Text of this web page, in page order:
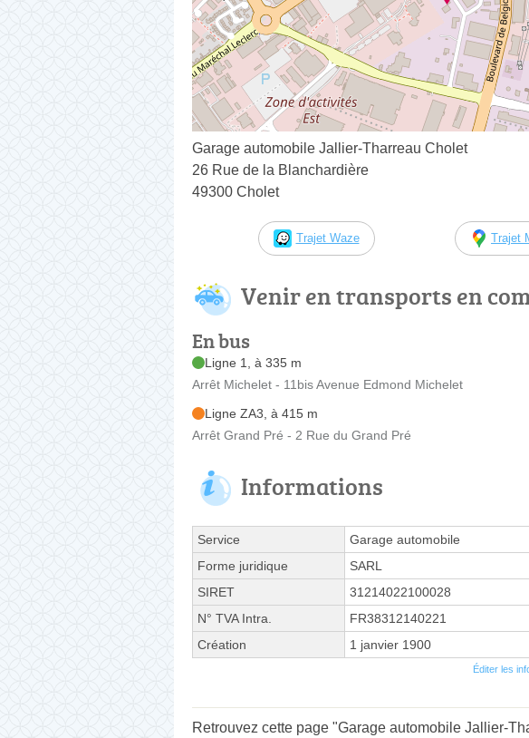
Garage automobile Jallier-Tharreau Cholet
26 Rue de la Blanchardière
49300 Cholet
Trajet Waze Trajet
Venir en transports en
En bus
Ligne 1, à 335 m
Arrêt Michelet - 11bis Avenue Edmond Michelet
Ligne ZA3, à 415 m
Arrêt Grand Pré - 2 Rue du Grand Pré
Informations
Service
Garage automobile
Forme juridique
SARL
SIRET
31214022100028
N° TVA Intra.
FR38312140221
Création
1 janvier 1900
Éditer les
Retrouvez cette page "Garage automobile Jallier-